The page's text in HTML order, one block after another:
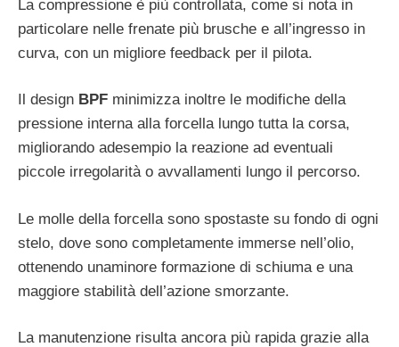
La compressione è più controllata, come si nota in
particolare nelle frenate più brusche e all’ingresso in
curva, con un migliore feedback per il pilota.
Il design BPF minimizza inoltre le modifiche della
pressione interna alla forcella lungo tutta la corsa,
migliorando adesempio la reazione ad eventuali
piccole irregolarità o avvallamenti lungo il percorso.
Le molle della forcella sono spostaste su fondo di ogni
stelo, dove sono completamente immerse nell’olio,
ottenendo unaminore formazione di schiuma e una
maggiore stabilità dell’azione smorzante.
La manutenzione risulta ancora più rapida grazie alla